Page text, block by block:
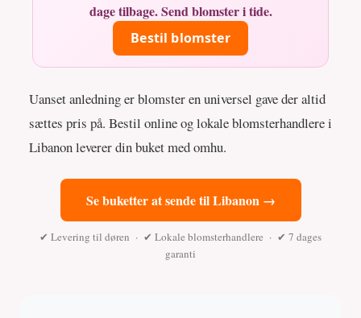
dage tilbage. Send blomster i tide.
Bestil blomster
Uanset anledning er blomster en universel gave der altid
sættes pris på. Bestil online og lokale blomsterhandlere i
Libanon leverer din buket med omhu.
Se buketter at sende til Libanon →
✔ Levering til døren · ✔ Lokale blomsterhandlere · ✔ 7 dages
garanti